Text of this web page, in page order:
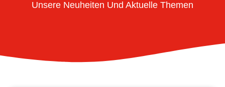
Unsere Neuheiten Und Aktuelle Themen